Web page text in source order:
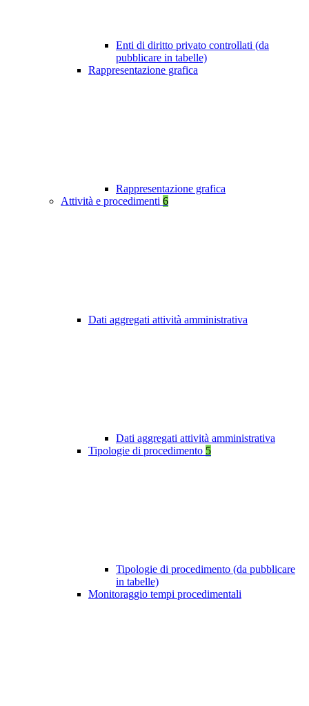
Enti di diritto privato controllati (da
pubblicare in tabelle)
Rappresentazione grafica
Rappresentazione grafica
Attività e procedimenti 6
Dati aggregati attività amministrativa
Dati aggregati attività amministrativa
Tipologie di procedimento 5
Tipologie di procedimento (da pubblicare
in tabelle)
Monitoraggio tempi procedimentali